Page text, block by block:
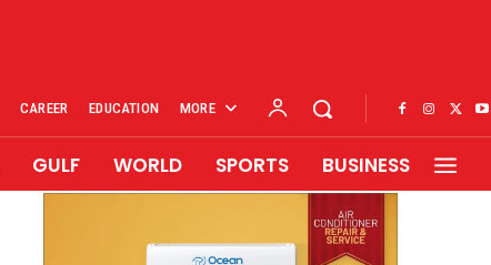
CAREER EDUCATION MORE
GULF WORLD SPORTS
BUSINESS